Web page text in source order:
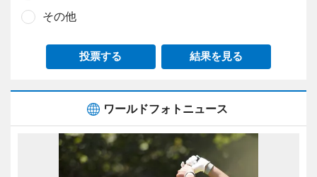
その他
投票する 結果を見る
ワールドフォトニュース